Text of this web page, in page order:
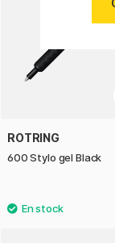
ROTRING
600 Stylo gel Black